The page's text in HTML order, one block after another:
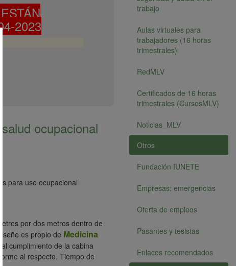
2023
ocupacional
para uso ocupacional
por dos metros dentro de
es propio de Medicina
cumplimiento de la cabina
al respecto. Tiempo de
trabajo
Aulas virtuales para
trabajadores (16 horas
trimestrales)
RedMLV
Certificados de 16 horas
trimestrales (CursosMLV)
Noticias_MLV
Otros
Fundación IUNETE
Empresas: emergencias
Oferta de empleos
Pasantes y tesistas
Enlaces recomendados